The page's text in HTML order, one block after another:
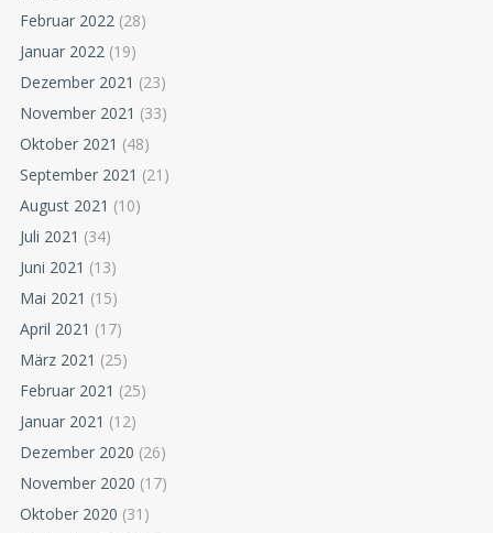
Februar 2022 (28)
Januar 2022 (19)
Dezember 2021 (23)
November 2021 (33)
Oktober 2021 (48)
September 2021 (21)
August 2021 (10)
Juli 2021 (34)
Juni 2021 (13)
Mai 2021 (15)
April 2021 (17)
März 2021 (25)
Februar 2021 (25)
Januar 2021 (12)
Dezember 2020 (26)
November 2020 (17)
Oktober 2020 (31)